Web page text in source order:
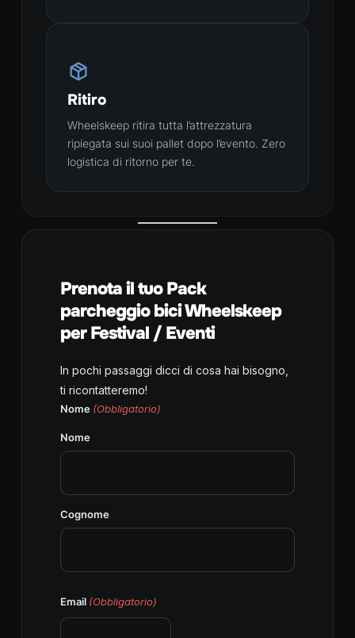
Ritiro
Wheelskeep ritira tutta l’attrezzatura
ripiegata sui suoi pallet dopo l’evento. Zero
logistica di ritorno per te.
Prenota il tuo Pack
parcheggio bici Wheelskeep
per Festival / Eventi
In pochi passaggi dicci di cosa hai bisogno,
ti ricontatteremo!
Nome (Obbligatorio)
Nome
Cognome
Email (Obbligatorio)